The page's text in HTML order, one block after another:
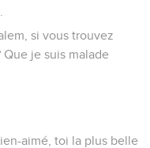
si vous trouvez
je suis malade
aimé, toi la plus belle